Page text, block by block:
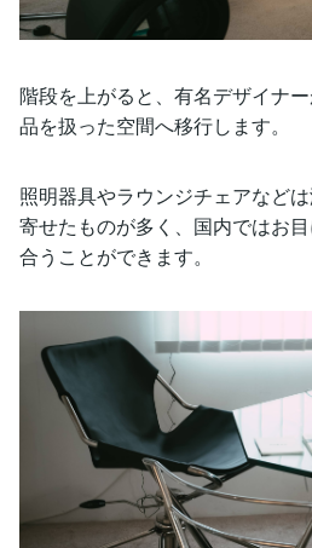
階段を上がると、有名デザイナ
品を扱った空間へ移行します。
照明器具やラウンジチェアなど
寄せたものが多く、国内ではお
合うことができます。